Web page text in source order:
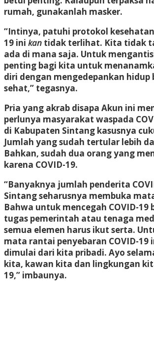
rumah, gunakanlah masker.
“Intinya, patuhi protokol
19 ini kan tidak terlihat. Kita tidak
ada di mana saja. Untuk
penting bagi kita untuk
diri dengan mengedepankan hidup
sehat,” tegasnya.
Pria yang akrab disapa Akun ini
perlunya masyarakat waspada
di Kabupaten Sintang kasusnya
Jumlah yang sudah tertular lebih
Bahkan, sudah dua orang yang
karena COVID-19.
“Banyaknya jumlah penderita
Sintang seharusnya membuka
Bahwa untuk mencegah COVID-19
tugas pemerintah atau tenaga
semua elemen harus ikut serta.
mata rantai penyebaran COVID-19
dimulai dari kita pribadi. Ayo
kita, kawan kita dan lingkungan
19,” imbaunya.